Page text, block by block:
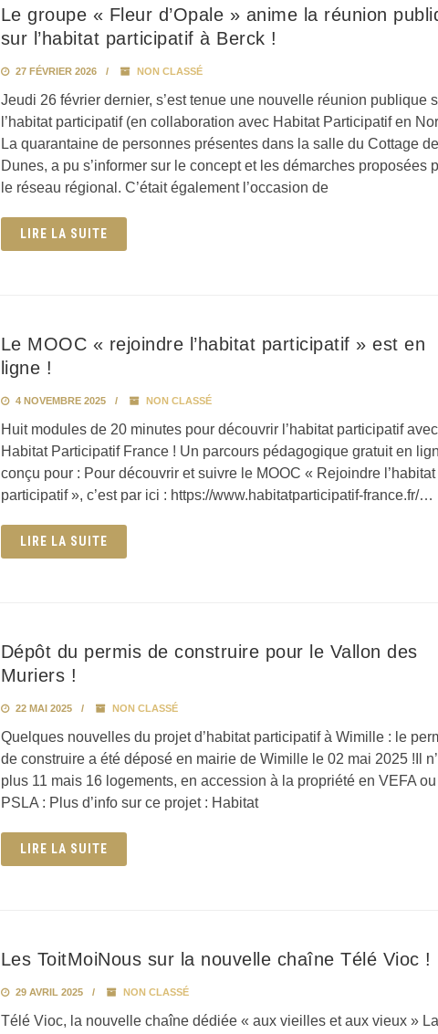
Le groupe « Fleur d’Opale » anime la réunion
sur l’habitat participatif à Berck !
27 FÉVRIER 2026 NON CLASSÉ
Jeudi 26 février dernier, s’est tenue une nouvelle réunion publique
l’habitat participatif (en collaboration avec Habitat Participatif en
La quarantaine de personnes présentes dans la salle du Cottage
Dunes, a pu s’informer sur le concept et les démarches proposées
le réseau régional. C’était également l’occasion de
LIRE LA SUITE
Le MOOC « rejoindre l’habitat participatif » est en
ligne !
4 NOVEMBRE 2025 NON CLASSÉ
Huit modules de 20 minutes pour découvrir l’habitat participatif avec
Habitat Participatif France ! Un parcours pédagogique gratuit en
conçu pour : Pour découvrir et suivre le MOOC « Rejoindre l’habitat
participatif », c’est par ici : https://www.habitatparticipatif-france.fr/…
LIRE LA SUITE
Dépôt du permis de construire pour le Vallon des
Muriers !
22 MAI 2025 NON CLASSÉ
Quelques nouvelles du projet d’habitat participatif à Wimille : le
de construire a été déposé en mairie de Wimille le 02 mai 2025 !Il
plus 11 mais 16 logements, en accession à la propriété en VEFA ou
PSLA : Plus d’info sur ce projet : Habitat
LIRE LA SUITE
Les ToitMoiNous sur la nouvelle chaîne Télé Vioc !
29 AVRIL 2025 NON CLASSÉ
Télé Vioc, la nouvelle chaîne dédiée « aux vieilles et aux vieux » La